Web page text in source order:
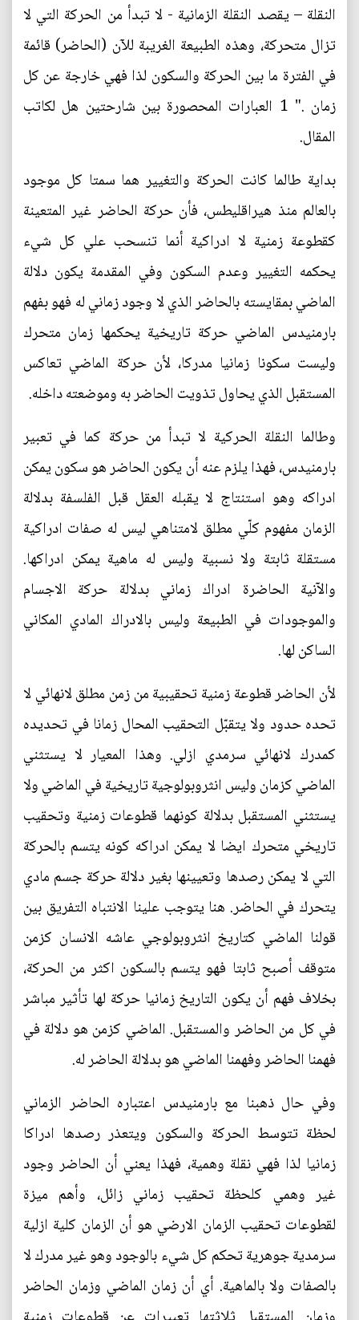
النقلة – يقصد النقلة الزمانية - لا تبدأ من الحركة التي لا
تزال متحركة، وهذه الطبيعة الغريبة للآن (الحاضر) قائمة
في الفترة ما بين الحركة والسكون لذا فهي خارجة عن كل
زمان ." 1 العبارات المحصورة بين شارحتين هل لكاتب
المقال.
بداية طالما كانت الحركة والتغيير هما سمتا كل موجود
بالعالم منذ هيراقليطس، فأن حركة الحاضر غير المتعينة
كقطوعة زمنية لا ادراكية أنما تنسحب علي كل شيء
يحكمه التغيير وعدم السكون وفي المقدمة يكون دلالة
الماضي بمقايسته بالحاضر الذي لا وجود زماني له فهو بفهم
بارمنيدس الماضي حركة تاريخية يحكمها زمان متحرك
وليست سكونا زمانيا مدركا، لأن حركة الماضي تعاكس
المستقبل الذي يحاول تذويت الحاضر به وموضعته داخله.
وطالما النقلة الحركية لا تبدأ من حركة كما في تعبير
بارمنيدس، فهذا يلزم عنه أن يكون الحاضر هو سكون يمكن
ادراكه وهو استنتاج لا يقبله العقل قبل الفلسفة بدلالة
الزمان مفهوم كلّي مطلق لامتناهي ليس له صفات ادراكية
مستقلة ثابتة ولا نسبية وليس له ماهية يمكن ادراكها.
والآنية الحاضرة ادراك زماني بدلالة حركة الاجسام
والموجودات في الطبيعة وليس بالادراك المادي المكاني
الساكن لها.
لأن الحاضر قطوعة زمنية تحقيبية من زمن مطلق لانهائي لا
تحده حدود ولا يتقبّل التحقيب المحال زمانا في تحديده
كمدرك لانهائي سرمدي ازلي. وهذا المعيار لا يستثني
الماضي كزمان وليس انثروبولوجية تاريخية في الماضي ولا
يستثني المستقبل بدلالة كونهما قطوعات زمنية وتحقيب
تاريخي متحرك ايضا لا يمكن ادراكه كونه يتسم بالحركة
التي لا يمكن رصدها وتعيينها بغير دلالة حركة جسم مادي
يتحرك في الحاضر. هنا يتوجب علينا الانتباه التفريق بين
قولنا الماضي كتاريخ انثروبولوجي عاشه الانسان كزمن
متوقف أصبح ثابتا فهو يتسم بالسكون اكثر من الحركة،
بخلاف فهم أن يكون التاريخ زمانيا حركة لها تأثير مباشر
في كل من الحاضر والمستقبل. الماضي كزمن هو دلالة في
فهمنا الحاضر وفهمنا الماضي هو بدلالة الحاضر له.
وفي حال ذهبنا مع بارمنيدس اعتباره الحاضر الزماني
لحظة تتوسط الحركة والسكون ويتعذر رصدها ادراكا
زمانيا لذا فهي نقلة وهمية، فهذا يعني أن الحاضر وجود
غير وهمي كلحظة تحقيب زماني زائل، وأهم ميزة
لقطوعات تحقيب الزمان الارضي هو أن الزمان كلية ازلية
سرمدية جوهرية تحكم كل شيء بالوجود وهو غير مدرك لا
بالصفات ولا بالماهية. أي أن زمان الماضي وزمان الحاضر